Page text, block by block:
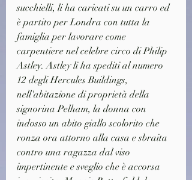
succhielli, li ha caricati su un carro ed
è partito per Londra con tutta la
famiglia per lavorare come
carpentiere nel celebre circo di Philip
Astley. Astley li ha spediti al numero
12 degli Hercules Buildings,
nell'abitazione di proprietà della
signorina Pelham, la donna con
indosso un abito giallo scolorito che
ronza ora attorno alla casa e sbraita
contro una ragazza dal viso
impertinente e sveglio che è accorsa